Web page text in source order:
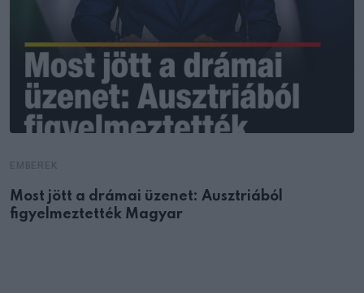
Most jött a drámai üzenet: Ausztriából
figyelmeztették Magyar